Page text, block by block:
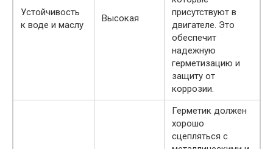
Устойчивость
к воде и маслу
Высокая
присутствуют в
двигателе. Это
обеспечит
надежную
герметизацию и
защиту от
коррозии.
Герметик должен
хорошо
сцепляться с